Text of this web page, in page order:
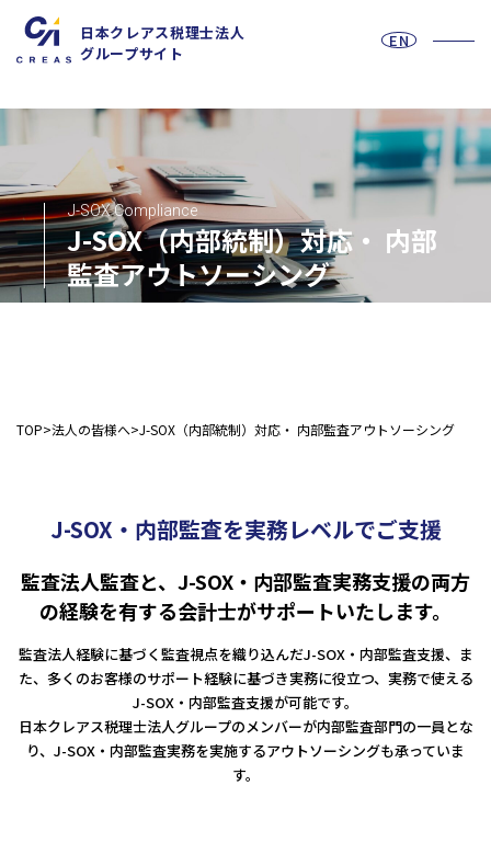
日本クレアス税理士法人
グループサイト
EN
お問い合わせフォーム
採用情報
税務調査対応（会計・税務）
税務セカンドオピニオン
組織再編税制・国際税務
四半期決算サポート
BPO・会計アウトソーシング
会社設立（スタートアップサポート）・クラウド会計導入
決算開示書類（有報・短信等）作成・IFRS対応サポート
人事労務アウトソーシング（給与計算・社会保険手続）
労使トラブル対応
労務デューデリジェンス・労務コンプライアンス調査
企業法務
企業法務・法務顧問・事業再生・債権回収
コンサルティングサービス
FAS（財務デューデリジェンス・株価算定・PPA）
IPOコンサルティング
企業再編コンサルティング
補助金・助成金申請・建設許認可等
公益法人会計サービス
M＆A
個人の皆様へ
税務・財務サービス
相続税申告・贈与税申告
所得税確定申告
相続計画
遺言書作成・家族信託・後見人
法務サポート
J-SOX Compliance
J-SOX（内部統制）対応・ 内部
監査アウトソーシング
TOP 法人の皆様へ J-SOX（内部統制）対応・ 内部監査アウトソーシング
J-SOX・内部監査を実務レベルでご支援
監査法人監査と、J-SOX・内部監査実務支援の両方
の経験を有する会計士がサポートいたします。
監査法人経験に基づく監査視点を織り込んだJ-SOX・内部監査支援、ま
た、多くのお客様のサポート経験に基づき実務に役立つ、実務で使える
J-SOX ・内部監査支援が可能です。
日本クレアス税理士法人グループのメンバーが内部監査部門の一員とな
り、 J-SOX ・内部監査実務を実施するアウトソーシングも承っていま
す。